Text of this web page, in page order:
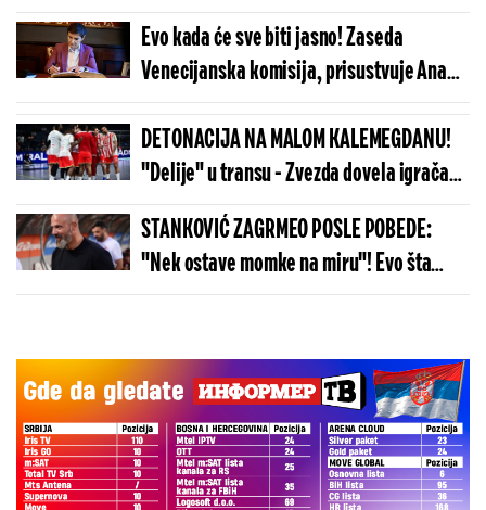
(VIDEO)
Evo kada će sve biti jasno! Zaseda
Venecijanska komisija, prisustvuje Ana
Brnabić (FOTO)
DETONACIJA NA MALOM KALEMEGDANU!
"Delije" u transu - Zvezda dovela igrača
Real Madrida!
STANKOVIĆ ZAGRMEO POSLE POBEDE:
"Nek ostave momke na miru"! Evo šta
kaže o isključenju golmana!